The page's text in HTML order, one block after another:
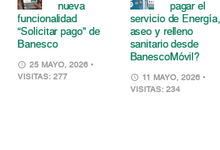
nueva
funcionalidad
“Solicitar pago” de
Banesco
25 MAYO, 2026 •
VISITAS: 277
pagar el
servicio de Energía,
aseo y relleno
sanitario desde
BanescoMóvil?
11 MAYO, 2026 •
VISITAS: 234